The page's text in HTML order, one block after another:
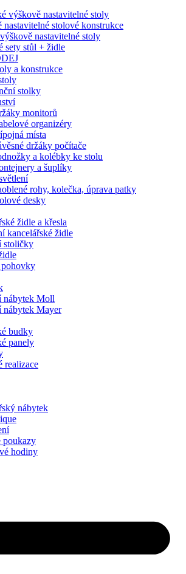
výškově nastavitelné stoly
nastavitelné stolové konstrukce
nastavitelné stoly
sety stůl + židle
a konstrukce
stolky
monitorů
organizéry
místa
držáky počítače
a kolébky ke stolu
a šuplíky
rohy, kolečka, úprava patky
desky
židle a křesla
kancelářské židle
stoličky
nábytek Moll
nábytek Mayer
budky
panely
realizace
nábytek
poukazy
hodiny